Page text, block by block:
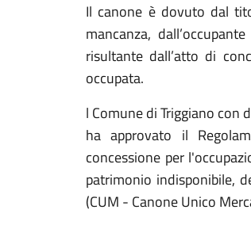
Il canone è dovuto dal
mancanza,
risultante dall’atto di
occupata.
l Comune di Triggiano con
ha approvato il
concessione per
patrimonio indisponibile,
(CUM - Canone Unico